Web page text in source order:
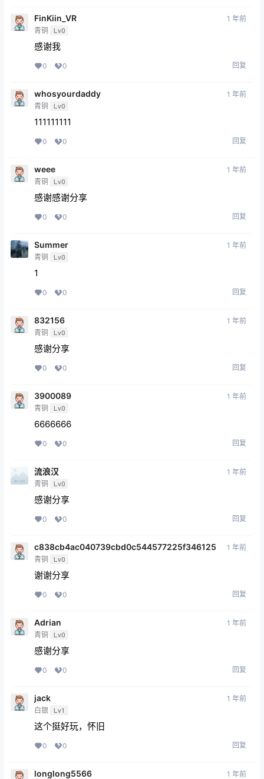
FinKiin_VR
青铜 Lv0
1 年前
感谢我
0 0 回复
whosyourdaddy
青铜 Lv0
1 年前
111111111
0 0 回复
weee
青铜 Lv0
1 年前
感谢感谢分享
0 0 回复
Summer
青铜 Lv0
1 年前
1
0 0 回复
832156
青铜 Lv0
1 年前
感谢分享
0 0 回复
3900089
青铜 Lv0
1 年前
6666666
0 0 回复
流浪汉
青铜 Lv0
1 年前
感谢分享
0 0 回复
c838cb4ac040739cbd0c544577225f346125
青铜 Lv0
1 年前
谢谢分享
0 0 回复
Adrian
青铜 Lv0
1 年前
感谢分享
0 0 回复
jack
白银 Lv1
1 年前
这个挺好玩，怀旧
0 0 回复
longlong5566 1 年前